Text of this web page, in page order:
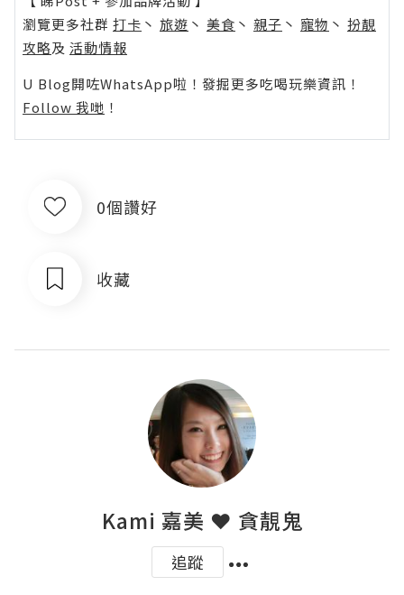
瀏覽更多社群 打卡 丶 旅遊 丶 美食 丶 親子 丶 寵物 丶 扮靚
攻略及 活動情報
U Blog開咗WhatsApp啦！發掘更多吃喝玩樂資訊！
Follow 我哋 ！
0個讚好
收藏
Kami 嘉美 ❤ 貪靚鬼
追蹤